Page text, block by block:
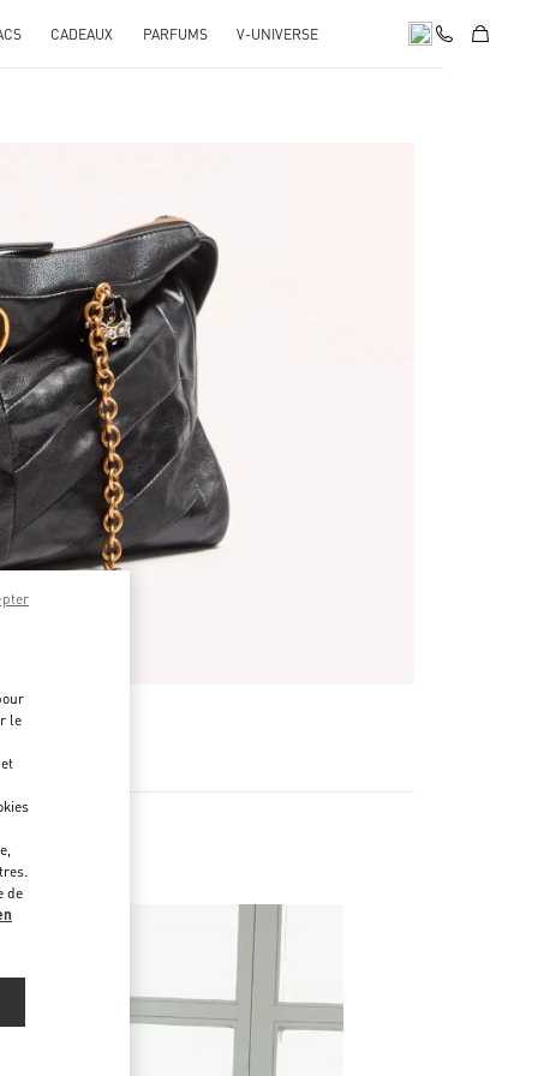
CADEAUX PARFUMS V-UNIVERSE
in New Tab
le
de